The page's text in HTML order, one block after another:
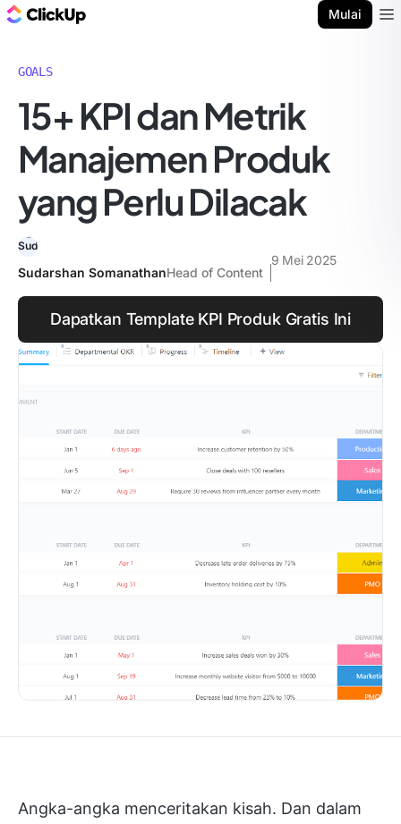
Mulai
GOALS
15+ KPI dan Metrik
Manajemen Produk
yang Perlu Dilacak
Sudarshan SomanathanHead of Content
9 Mei 2025
Dapatkan Template KPI Produk Gratis Ini
Angka-angka menceritakan kisah. Dan dalam